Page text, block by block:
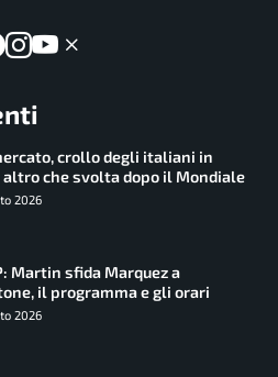
crollo degli italiani in
altro che svolta dopo il Mondiale
2026
Martin sfida Marquez a
il programma e gli orari
2026